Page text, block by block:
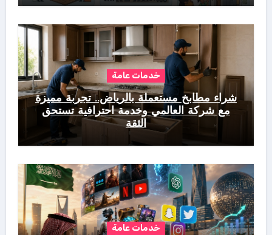
خدمات عامة
شراء مطابخ مستعملة بالرياض.. تجربة مميزة
مع شركة العالمي وخدمة احترافية تستحق
الثقة
خدمات عامة